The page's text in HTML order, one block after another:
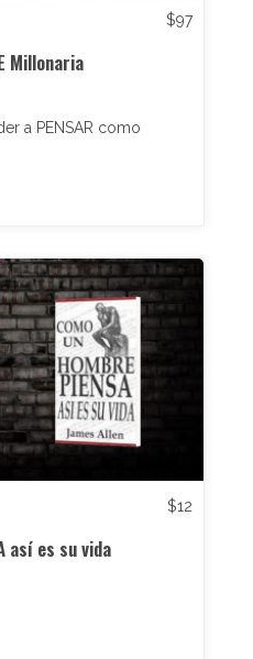
$97
Millonaria
a PENSAR como
$12
así es su vida